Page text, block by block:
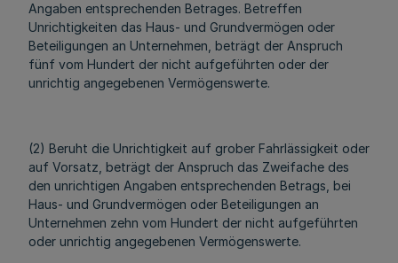
Angaben entsprechenden Betrages. Betreffen
Unrichtigkeiten das Haus- und Grundvermögen oder
Beteiligungen an Unternehmen, beträgt der Anspruch
fünf vom Hundert der nicht aufgeführten oder der
unrichtig angegebenen Vermögenswerte.
(2) Beruht die Unrichtigkeit auf grober Fahrlässigkeit oder
auf Vorsatz, beträgt der Anspruch das Zweifache des
den unrichtigen Angaben entsprechenden Betrags, bei
Haus- und Grundvermögen oder Beteiligungen an
Unternehmen zehn vom Hundert der nicht aufgeführten
oder unrichtig angegebenen Vermögenswerte.